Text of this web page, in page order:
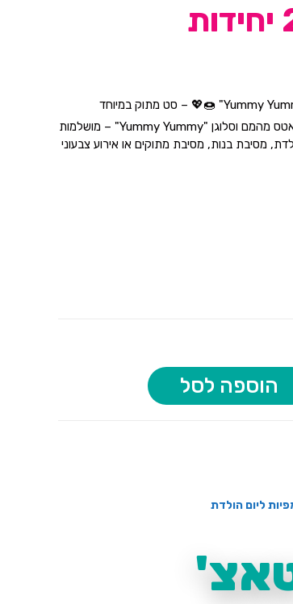
מפיות נייר צבעוניות עם עיצוב דונאטס מהמם וסלוגן "Yummy Yummy" – מושלמות
מסיבת בנות, מסיבת מתוקים או אירוע צבעוני
צבעוניות
ומבוגרים שאוהבים מתוק
הוספה לסל
ליום הולדת